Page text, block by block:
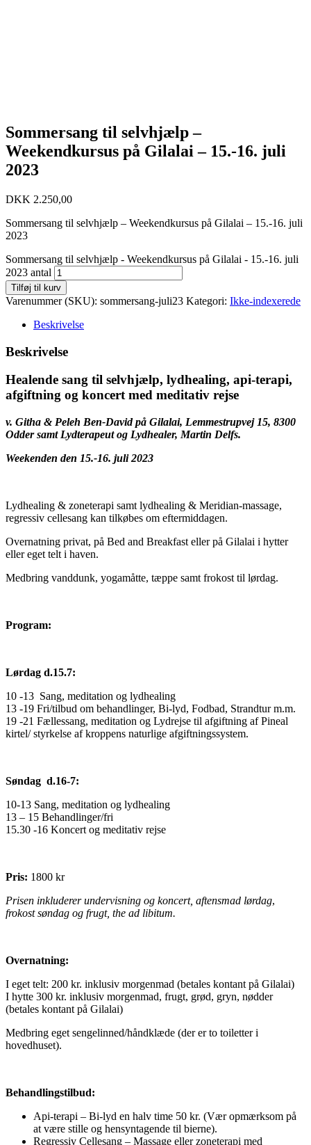
Sommersang til selvhjælp –
Weekendkursus på Gilalai – 15.-16. juli
2023
DKK 2.250,00
Sommersang til selvhjælp – Weekendkursus på Gilalai – 15.-16. juli
2023
Sommersang til selvhjælp - Weekendkursus på Gilalai - 15.-16. juli
2023 antal
Tilføj til kurv
Varenummer (SKU): sommersang-juli23 Kategori: Ikke-indexerede
Beskrivelse
Beskrivelse
Healende sang til selvhjælp, lydhealing, api-terapi,
afgiftning og koncert med meditativ rejse
v. Githa & Peleh Ben-David på Gilalai, Lemmestrupvej 15, 8300
Odder samt Lydterapeut og Lydhealer, Martin Delfs.
Weekenden den 15.-16. juli 2023
Lydhealing & zoneterapi samt lydhealing & Meridian-massage,
regressiv cellesang kan tilkøbes om eftermiddagen.
Overnatning privat, på Bed and Breakfast eller på Gilalai i hytter
eller eget telt i haven.
Medbring vanddunk, yogamåtte, tæppe samt frokost til lørdag.
Program:
Lørdag d.15.7:
10 -13 Sang, meditation og lydhealing
13 -19 Fri/tilbud om behandlinger, Bi-lyd, Fodbad, Strandtur m.m.
19 -21 Fællessang, meditation og Lydrejse til afgiftning af Pineal
kirtel/ styrkelse af kroppens naturlige afgiftningssystem.
Søndag d.16-7:
10-13 Sang, meditation og lydhealing
13 – 15 Behandlinger/fri
15.30 -16 Koncert og meditativ rejse
Pris: 1800 kr
Prisen inkluderer undervisning og koncert, aftensmad lørdag,
frokost søndag og frugt, the ad libitum.
Overnatning:
I eget telt: 200 kr. inklusiv morgenmad (betales kontant på Gilalai)
I hytte 300 kr. inklusiv morgenmad, frugt, grød, gryn, nødder
(betales kontant på Gilalai)
Medbring eget sengelinned/håndklæde (der er to toiletter i
hovedhuset).
Behandlingstilbud:
Api-terapi – Bi-lyd en halv time 50 kr. (Vær opmærksom på
at være stille og hensyntagende til bierne).
Regressiv Cellesang – Massage eller zoneterapi med